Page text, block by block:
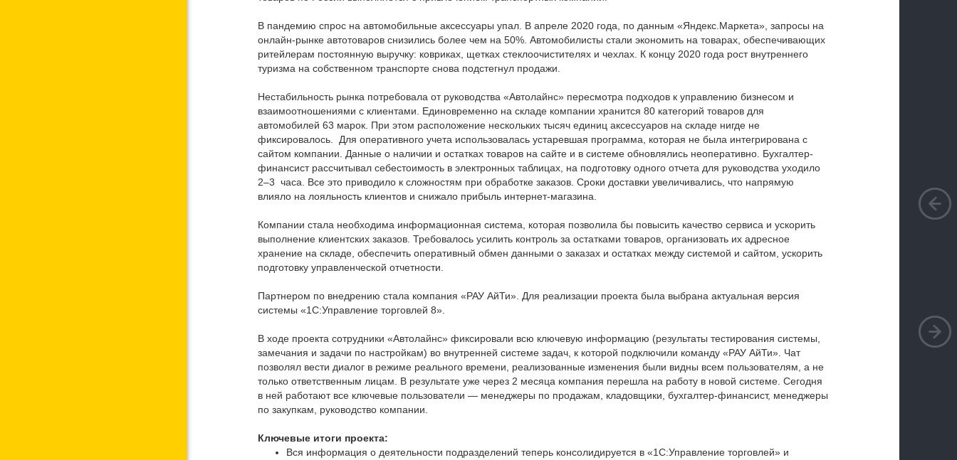
В пандемию спрос на автомобильные аксессуары упал. В апреле 2020 года, по данным «Яндекс.Маркета», запросы на
онлайн-рынке автотоваров снизились более чем на 50%. Автомобилисты стали экономить на товарах, обеспечивающих
ритейлерам постоянную выручку: ковриках, щетках стеклоочистителях и чехлах. К концу 2020 года рост внутреннего
туризма на собственном транспорте снова подстегнул продажи.
Нестабильность рынка потребовала от руководства «Автолайнс» пересмотра подходов к управлению бизнесом и
взаимоотношениями с клиентами. Единовременно на складе компании хранится 80 категорий товаров для
автомобилей 63 марок. При этом расположение нескольких тысяч единиц аксессуаров на складе нигде не
фиксировалось. Для оперативного учета использовалась устаревшая программа, которая не была интегрирована с
сайтом компании. Данные о наличии и остатках товаров на сайте и в системе обновлялись неоперативно. Бухгалтер-
финансист рассчитывал себестоимость в электронных таблицах, на подготовку одного отчета для руководства уходило
2–3 часа. Все это приводило к сложностям при обработке заказов. Сроки доставки увеличивались, что напрямую
влияло на лояльность клиентов и снижало прибыль интернет-магазина.
Компании стала необходима информационная система, которая позволила бы повысить качество сервиса и ускорить
выполнение клиентских заказов. Требовалось усилить контроль за остатками товаров, организовать их адресное
хранение на складе, обеспечить оперативный обмен данными о заказах и остатках между системой и сайтом, ускорить
подготовку управленческой отчетности.
Партнером по внедрению стала компания «РАУ АйТи». Для реализации проекта была выбрана актуальная версия
системы «1С:Управление торговлей 8».
В ходе проекта сотрудники «Автолайнс» фиксировали всю ключевую информацию (результаты тестирования системы,
замечания и задачи по настройкам) во внутренней системе задач, к которой подключили команду «РАУ АйТи». Чат
позволял вести диалог в режиме реального времени, реализованные изменения были видны всем пользователям, а не
только ответственным лицам. В результате уже через 2 месяца компания перешла на работу в новой системе. Сегодня
в ней работают все ключевые пользователи — менеджеры по продажам, кладовщики, бухгалтер-финансист, менеджеры
по закупкам, руководство компании.
Ключевые итоги проекта:
Вся информация о деятельности подразделений теперь консолидируется в «1С:Управление торговлей» и